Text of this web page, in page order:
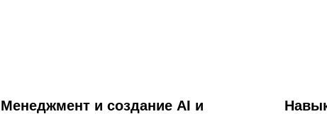
Менеджмент и создание AI и